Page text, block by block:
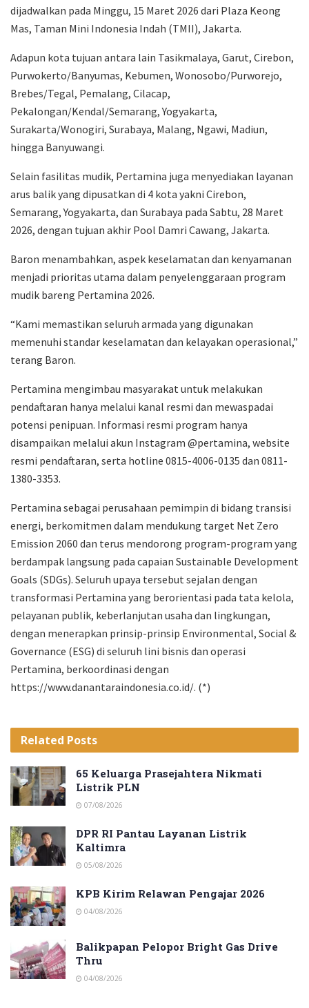
dijadwalkan pada Minggu, 15 Maret 2026 dari Plaza Keong
Mas, Taman Mini Indonesia Indah (TMII), Jakarta.
Adapun kota tujuan antara lain Tasikmalaya, Garut, Cirebon,
Purwokerto/Banyumas, Kebumen, Wonosobo/Purworejo,
Brebes/Tegal, Pemalang, Cilacap,
Pekalongan/Kendal/Semarang, Yogyakarta,
Surakarta/Wonogiri, Surabaya, Malang, Ngawi, Madiun,
hingga Banyuwangi.
Selain fasilitas mudik, Pertamina juga menyediakan layanan
arus balik yang dipusatkan di 4 kota yakni Cirebon,
Semarang, Yogyakarta, dan Surabaya pada Sabtu, 28 Maret
2026, dengan tujuan akhir Pool Damri Cawang, Jakarta.
Baron menambahkan, aspek keselamatan dan kenyamanan
menjadi prioritas utama dalam penyelenggaraan program
mudik bareng Pertamina 2026.
“Kami memastikan seluruh armada yang digunakan
memenuhi standar keselamatan dan kelayakan operasional,”
terang Baron.
Pertamina mengimbau masyarakat untuk melakukan
pendaftaran hanya melalui kanal resmi dan mewaspadai
potensi penipuan. Informasi resmi program hanya
disampaikan melalui akun Instagram @pertamina, website
resmi pendaftaran, serta hotline 0815-4006-0135 dan 0811-
1380-3353.
Pertamina sebagai perusahaan pemimpin di bidang transisi
energi, berkomitmen dalam mendukung target Net Zero
Emission 2060 dan terus mendorong program-program yang
berdampak langsung pada capaian Sustainable Development
Goals (SDGs). Seluruh upaya tersebut sejalan dengan
transformasi Pertamina yang berorientasi pada tata kelola,
pelayanan publik, keberlanjutan usaha dan lingkungan,
dengan menerapkan prinsip-prinsip Environmental, Social &
Governance (ESG) di seluruh lini bisnis dan operasi
Pertamina, berkoordinasi dengan
https://www.danantaraindonesia.co.id/. (*)
Related Posts
65 Keluarga Prasejahtera Nikmati
Listrik PLN
07/08/2026
DPR RI Pantau Layanan Listrik
Kaltimra
05/08/2026
KPB Kirim Relawan Pengajar 2026
04/08/2026
Balikpapan Pelopor Bright Gas Drive
Thru
04/08/2026